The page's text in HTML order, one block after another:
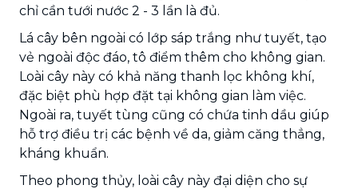
chỉ cần tưới nước 2 - 3 lần là đủ.
Lá cây bên ngoài có lớp sáp trắng như tuyết, tạo
vẻ ngoài độc đáo, tô điểm thêm cho không gian.
Loài cây này có khả năng thanh lọc không khí,
đặc biệt phù hợp đặt tại không gian làm việc.
Ngoài ra, tuyết tùng cũng có chứa tinh dầu giúp
hỗ trợ điều trị các bệnh về da, giảm căng thẳng,
kháng khuẩn.
Theo phong thủy, loài cây này đại diện cho sự